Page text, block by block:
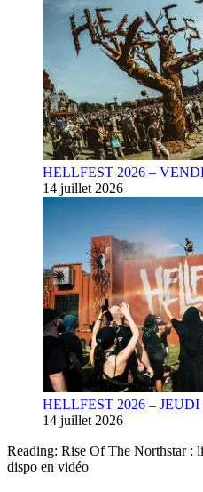
HELLFEST 2026 –
14 juillet 2026
HELLFEST 2026 –
14 juillet 2026
Reading: Rise Of The Northstar :
dispo en vidéo